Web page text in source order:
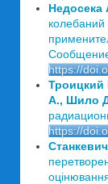
Недосека
колебаний
https://
Троицкий
А., Шило
https://